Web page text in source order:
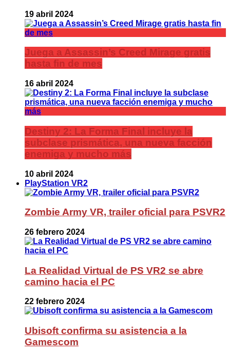
19 abril 2024
Juega a Assassin’s Creed Mirage gratis
hasta fin de mes
16 abril 2024
Destiny 2: La Forma Final incluye la
subclase prismática, una nueva facción
enemiga y mucho más
10 abril 2024
PlayStation VR2
Zombie Army VR, trailer oficial para PSVR2
26 febrero 2024
La Realidad Virtual de PS VR2 se abre
camino hacia el PC
22 febrero 2024
Ubisoft confirma su asistencia a la
Gamescom